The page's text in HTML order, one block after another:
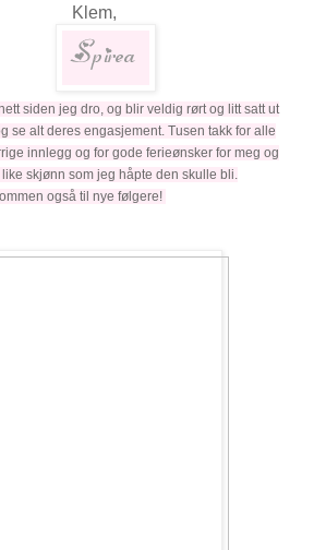
siden jeg dro, og blir veldig rørt og litt satt ut
se alt deres engasjement. Tusen takk for alle
innlegg og for gode ferieønsker for meg og
like skjønn som jeg håpte den skulle bli.
også til nye følgere!